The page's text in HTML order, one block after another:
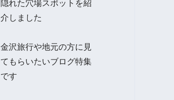
隠れた穴場スポットを紹
介しました
金沢旅行や地元の方に見
てもらいたいブログ特集
です